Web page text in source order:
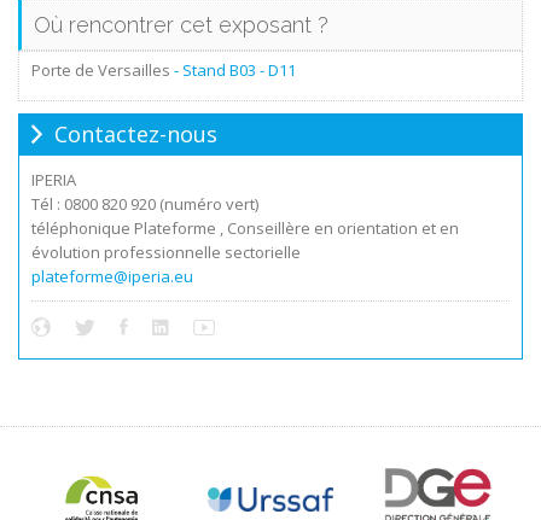
Où rencontrer cet exposant ?
Porte de Versailles - Stand B03 - D11
Contactez-nous
IPERIA
Tél : 0800 820 920 (numéro vert)
téléphonique Plateforme , Conseillère en orientation et en
évolution professionnelle sectorielle
plateforme@iperia.eu